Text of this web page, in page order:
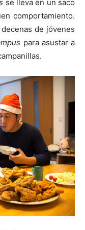
se lleva en un saco
comportamiento.
de jóvenes
para asustar a